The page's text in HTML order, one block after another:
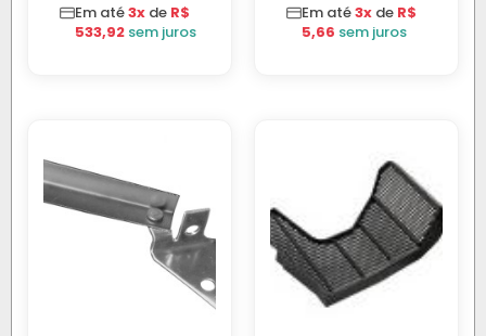
Em até3x de R$
533,92 sem juros
Em até3x de R$
5,66 sem juros